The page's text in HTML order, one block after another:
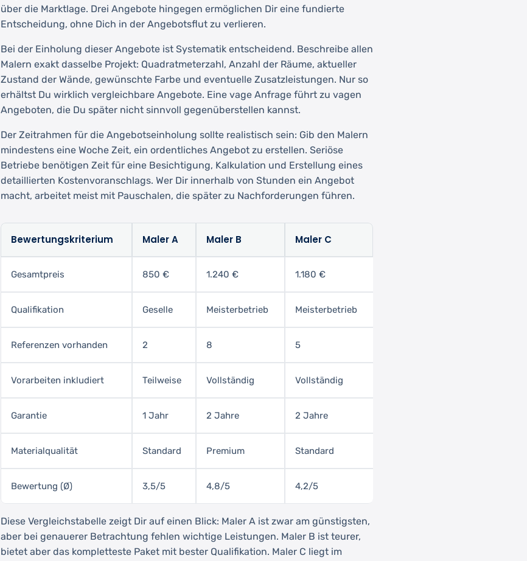
über die Marktlage. Drei Angebote hingegen ermöglichen Dir eine fundierte
Entscheidung, ohne Dich in der Angebotsflut zu verlieren.
Bei der Einholung dieser Angebote ist Systematik entscheidend. Beschreibe allen
Malern exakt dasselbe Projekt: Quadratmeterzahl, Anzahl der Räume, aktueller
Zustand der Wände, gewünschte Farbe und eventuelle Zusatzleistungen. Nur so
erhältst Du wirklich vergleichbare Angebote. Eine vage Anfrage führt zu vagen
Angeboten, die Du später nicht sinnvoll gegenüberstellen kannst.
Der Zeitrahmen für die Angebotseinholung sollte realistisch sein: Gib den Malern
mindestens eine Woche Zeit, ein ordentliches Angebot zu erstellen. Seriöse
Betriebe benötigen Zeit für eine Besichtigung, Kalkulation und Erstellung eines
detaillierten Kostenvoranschlags. Wer Dir innerhalb von Stunden ein Angebot
macht, arbeitet meist mit Pauschalen, die später zu Nachforderungen führen.
Bewertungskriterium Maler A Maler B Maler C
Gesamtpreis 850 € 1.240 € 1.180 €
Qualifikation Geselle Meisterbetrieb Meisterbetrieb
Referenzen vorhanden 2 8 5
Vorarbeiten inkludiert Teilweise Vollständig Vollständig
Garantie 1 Jahr 2 Jahre 2 Jahre
Materialqualität Standard Premium Standard
Bewertung (Ø) 3,5/5 4,8/5 4,2/5
Diese Vergleichstabelle zeigt Dir auf einen Blick: Maler A ist zwar am günstigsten,
aber bei genauerer Betrachtung fehlen wichtige Leistungen. Maler B ist teurer,
bietet aber das kompletteste Paket mit bester Qualifikation. Maler C liegt im